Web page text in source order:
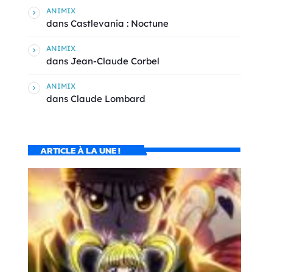
ANIMIX
dans Castlevania : Noctune
ANIMIX
dans Jean-Claude Corbel
ANIMIX
dans Claude Lombard
ARTICLE À LA UNE !